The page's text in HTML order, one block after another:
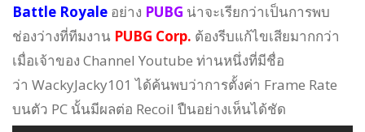
Battle Royale อย่าง PUBG น่าจะเรียกว่าเป็นการพบ
ช่องว่างที่ทีมงาน PUBG Corp. ต้องรีบแก้ไขเสียมากกว่า
เมื่อเจ้าของ Channel Youtube ท่านหนึ่งที่มีชื่อ
ว่า WackyJacky101 ได้ค้นพบว่าการตั้งค่า Frame Rate
บนตัว PC นั้นมีผลต่อ Recoil ปืนอย่างเห็นได้ชัด